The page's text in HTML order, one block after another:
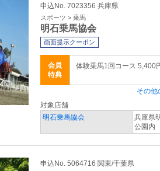
申込No. 7023356 兵庫県
スポーツ > 乗馬
明石乗馬協会
画面提示クーポン
会員
特典
体験乗馬1回コース 5,400
その他
対象店舗
明石乗馬協会
兵庫県
公園内
申込No. 5064716 関東/千葉県